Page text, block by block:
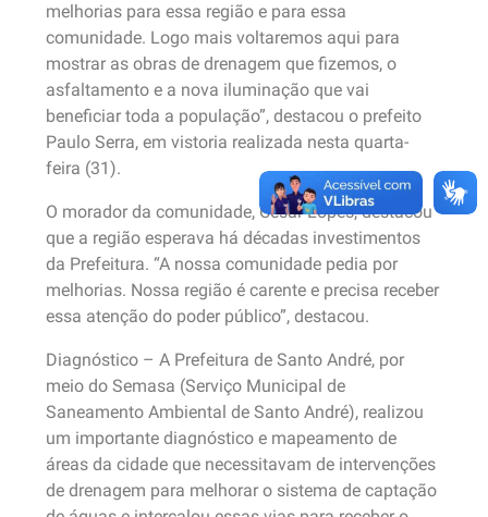
melhorias para essa região e para essa
comunidade. Logo mais voltaremos aqui para
mostrar as obras de drenagem que fizemos, o
asfaltamento e a nova iluminação que vai
beneficiar toda a população”, destacou o prefeito
Paulo Serra, em vistoria realizada nesta quarta-
feira (31).
O morador da comunidade, César Lopes, destacou
que a região esperava há décadas investimentos
da Prefeitura. “A nossa comunidade pedia por
melhorias. Nossa região é carente e precisa receber
essa atenção do poder público”, destacou.
Diagnóstico – A Prefeitura de Santo André, por
meio do Semasa (Serviço Municipal de
Saneamento Ambiental de Santo André), realizou
um importante diagnóstico e mapeamento de
áreas da cidade que necessitavam de intervenções
de drenagem para melhorar o sistema de captação